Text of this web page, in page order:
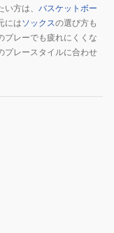
方は、 バスケットボー
にはソックスの選び方も
プレーでも疲れにくくな
プレースタイルに合わせ